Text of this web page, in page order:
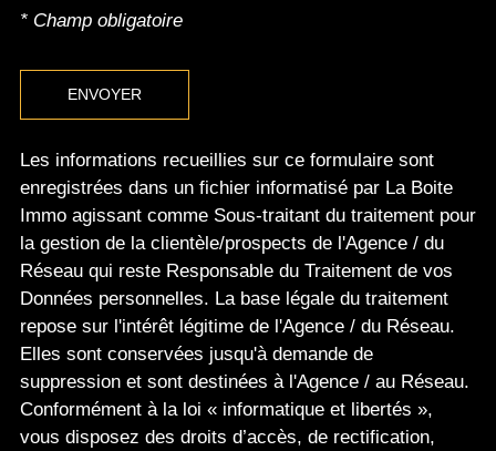
* Champ obligatoire
ENVOYER
Les informations recueillies sur ce formulaire sont
enregistrées dans un fichier informatisé par La Boite
Immo agissant comme Sous-traitant du traitement pour
la gestion de la clientèle/prospects de l'Agence / du
Réseau qui reste Responsable du Traitement de vos
Données personnelles. La base légale du traitement
repose sur l'intérêt légitime de l'Agence / du Réseau.
Elles sont conservées jusqu'à demande de
suppression et sont destinées à l'Agence / au Réseau.
Conformément à la loi « informatique et libertés »,
vous disposez des droits d’accès, de rectification,